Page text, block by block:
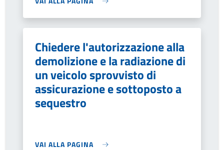
Chiedere l'autorizzazione alla
demolizione e la radiazione di
un veicolo sprovvisto di
assicurazione e sottoposto a
sequestro
VAI ALLA PAGINA